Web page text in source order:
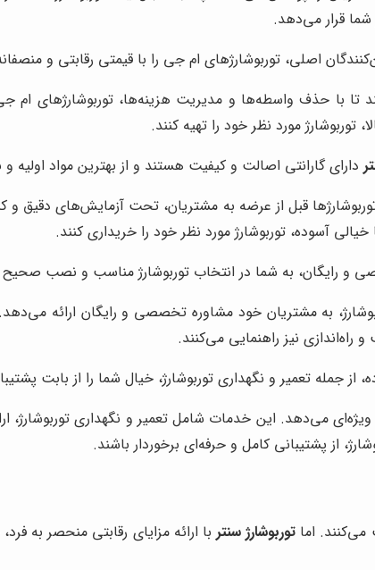
شما قرار می‌دهد.
اصلی، توربوشارژهای ام جی را با قیمتی رقابتی و
با حذف واسطه‌ها و مدیریت هزینه‌ها، توربوشارژهای
توربوشارژ مورد نظر خود را تهیه کنند.
دارای گارانتی اصالت و کیفیت هستند و از بهترین مواد اولیه و
قبل از عرضه به مشتریان، تحت آزمایش‌های دقیق و
آسوده، توربوشارژ مورد نظر خود را خریداری کنند.
و رایگان، به شما در انتخاب توربوشارژ مناسب و نصب
به مشتریان خود مشاوره تخصصی و رایگان ارائه
راه‌اندازی نیز راهنمایی می‌کنند.
از جمله تعمیر و نگهداری توربوشارژ، خیال شما را از بابت
می‌دهد. این خدمات شامل تعمیر و نگهداری توربوشارژ،
از پشتیبانی کامل و حرفه‌ای برخوردار باشند.
می‌کنند. اما توربوشارژ سنتر با ارائه مزایای رقابتی منحصر به